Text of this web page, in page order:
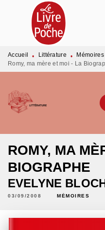
MENU RECHERCHE
PIED DE PAGE
Accueil • Littérature • Mémoires
Romy, ma mère et moi - La
ROMY, MA
BIOGRAPHE
EVELYNE
03/09/2008 MÉMOIRES